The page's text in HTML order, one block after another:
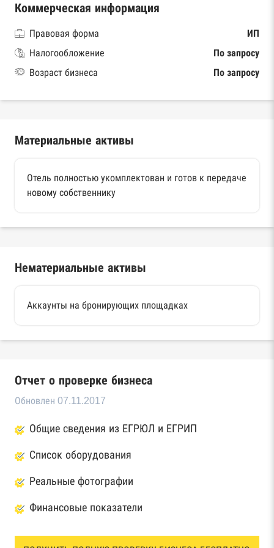
Коммерческая информация
Правовая форма
ИП
Налогообложение
По запросу
Возраст бизнеса
По запросу
Материальные активы
Отель полностью укомплектован и готов к передаче
новому собственнику
Нематериальные активы
Аккаунты на бронирующих площадках
Отчет о проверке бизнеса
Обновлен 07.11.2017
Общие сведения из ЕГРЮЛ и ЕГРИП
Список оборудования
Реальные фотографии
Финансовые показатели